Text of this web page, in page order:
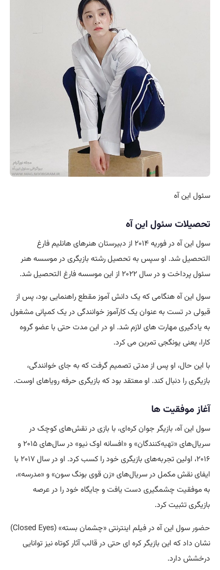
سئول این آه
تحصیلات سئول این آه
سول این آه در فوریه ۲۰۱۴ از دبیرستان هنرهای هانلیم فارغ
التحصیل شد. او سپس به تحصیل رشته بازیگری در موسسه هنر
سئول پرداخت و در سال ۲۰۲۲ از این موسسه فارغ التحصیل شد.
سول این آه هنگامی که یک دانش آموز مقطع راهنمایی بود، پس از
قبولی در تست به عنوان یک کارآموز خوانندگی در یک کمپانی مشغول
به یادگیری مهارت های لازم شد. او در این مدت حتی با عضو گروه
کارا، یعنی یونگجی تمرین می کرد.
با این حال، او پس از مدتی تصمیم گرفت که به جای خوانندگی،
بازیگری را دنبال کند. او معتقد بود که بازیگری حرفه رویاهای اوست.
آغاز موفقیت ها
سول این آه، بازیگر جوان کره‌ای، با بازی در نقش‌های کوچک در
سریال‌های «تهیه
‌کنندگان» و «افسانه اوک نیو» در سال‌های ۲۰۱۵ و
۲۰۱۶، اولین تجربه‌های بازیگری خود را کسب کرد. او در سال ۲۰۱۷ با
ایفای نقش مکمل در سریال‌های «زن قوی بونگ سون» و «مدرسه»،
به موفقیت چشمگیری دست یافت و جایگاه خود را در عرصه
بازیگری تثبیت کرد.
حضور
سول این آه در فیلم اینترنتی «چشمان بسته» (Closed Eyes)
نشان داد که این بازیگر کره ای حتی در قالب آثار کوتاه نیز توانایی
درخشش دارد.